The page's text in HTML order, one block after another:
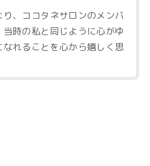
り、ココタネサロンのメンバ
当時の私と同じように心がゆ
なれることを心から嬉しく思